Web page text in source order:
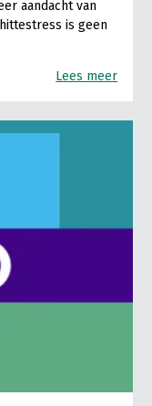
aandacht van
is geen
Lees meer